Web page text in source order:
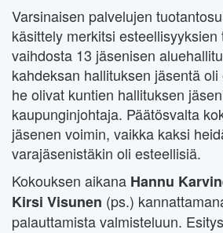
Varsinaisen palvelujen
käsittely merkitsi esteellisyyksien
vaihdosta 13 jäsenisen
kahdeksan hallituksen jäsentä
he olivat kuntien hallituksen
kaupunginjohtaja. Päätösvalta
jäsenen voimin, vaikka kaksi
varajäsenistäkin oli esteellisiä.
Kokouksen aikana Hannu
Kirsi Visunen (ps.)
palauttamista valmisteluun.